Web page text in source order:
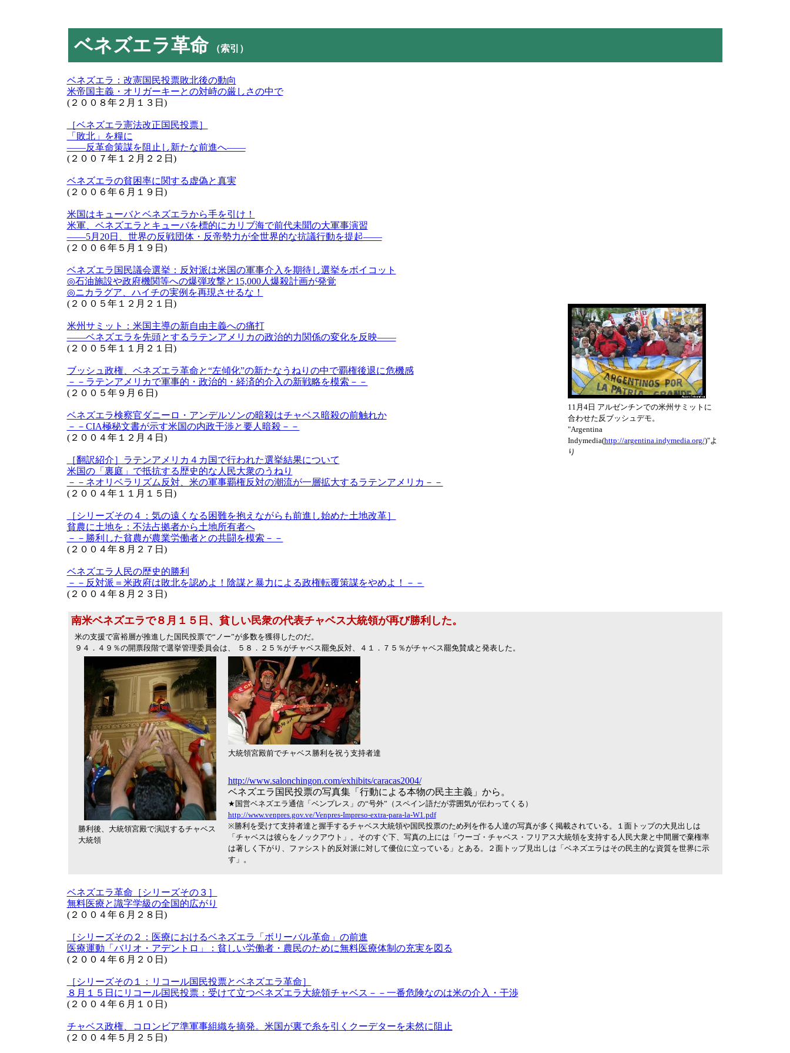
ベネズエラ革命 （索引）
ベネズエラ：改憲国民投票敗北後の動向
米帝国主義・オリガーキーとの対峙の厳しさの中で
(２００８年２月１３日)
［ベネズエラ憲法改正国民投票］
「敗北」を糧に
――反革命策謀を阻止し新たな前進へ――
(２００７年１２月２２日)
ベネズエラの貧困率に関する虚偽と真実
(２００６年６月１９日)
米国はキューバとベネズエラから手を引け！
米軍、ベネズエラとキューバを標的にカリブ海で前代未聞の大軍事演習
――5月20日、世界の反戦団体・反帝勢力が全世界的な抗議行動を提起――
(２００６年５月１９日)
ベネズエラ国民議会選挙：反対派は米国の軍事介入を期待し選挙をボイコット
◎石油施設や政府機関等への爆弾攻撃と15,000人爆殺計画が発覚
◎ニカラグア、ハイチの実例を再現させるな！
11月4日 アルゼンチンでの米州サミットに
合わせた反ブッシュデモ。
"Argentina
Indymedia(http://argentina.indymedia.org/)"よ
り
(２００５年１２月２１日)
米州サミット：米国主導の新自由主義への痛打
――ベネズエラを先頭とするラテンアメリカの政治的力関係の変化を反映――
(２００５年１１月２１日)
ブッシュ政権、ベネズエラ革命と“左傾化”の新たなうねりの中で覇権後退に危機感
－－ラテンアメリカで軍事的・政治的・経済的介入の新戦略を模索－－
(２００５年９月６日)
ベネズエラ検察官ダニーロ・アンデルソンの暗殺はチャベス暗殺の前触れか
－－CIA極秘文書が示す米国の内政干渉と要人暗殺－－
(２００４年１２月４日)
［翻訳紹介］ラテンアメリカ４カ国で行われた選挙結果について
米国の「裏庭」で抵抗する歴史的な人民大衆のうねり
－－ネオリベラリズム反対、米の軍事覇権反対の潮流が一層拡大するラテンアメリカ－－
(２００４年１１月１５日)
［シリーズその４：気の遠くなる困難を抱えながらも前進し始めた土地改革］
貧農に土地を：不法占拠者から土地所有者へ
－－勝利した貧農が農業労働者との共闘を模索－－
(２００４年８月２７日)
ベネズエラ人民の歴史的勝利
－－反対派＝米政府は敗北を認めよ！陰謀と暴力による政権転覆策謀をやめよ！－－
(２００４年８月２３日)
南米ベネズエラで８月１５日、貧しい民衆の代表チャベス大統領が再び勝利した。
米の支援で富裕層が推進した国民投票で“ノー”が多数を獲得したのだ。
９４．４９％の開票段階で選挙管理委員会は、
５８．２５％がチャベス罷免反対、４１．７５％がチャベス罷免賛成と発表した。
勝利後、大統領宮殿で演説するチャベス
大統領
大統領宮殿前でチャベス勝利を祝う支持者達
http://www.salonchingon.com/exhibits/caracas2004/
ベネズエラ国民投票の写真集「行動による本物の民主主義」から。
★国営ベネズエラ通信「ベンプレス」の“号外”（スペイン語だが雰囲気が伝わってくる）
http://www.venpres.gov.ve/Venpres-Impreso-extra-para-la-W1.pdf
※勝利を受けて支持者達と握手するチャベス大統領や国民投票のため列を作る人達の写真が多く掲載されている。１面トップの大見出しは
「チャベスは彼らをノックアウト」。そのすぐ下、写真の上には「ウーゴ・チャベス・フリアス大統領を支持する人民大衆と中間層で棄権率
は著しく下がり、ファシスト的反対派に対して優位に立っている」とある。２面トップ見出しは「ベネズエラはその民主的な資質を世界に示
す」。
ベネズエラ革命［シリーズその３］
無料医療と識字学級の全国的広がり
(２００４年６月２８日)
［シリーズその２：医療におけるベネズエラ「ボリーバル革命」の前進
医療運動「バリオ・アデントロ」：貧しい労働者・農民のために無料医療体制の充実を図る
(２００４年６月２０日)
［シリーズその１：リコール国民投票とベネズエラ革命］
８月１５日にリコール国民投票：受けて立つベネズエラ大統領チャベス－－一番危険なのは米の介入・干渉
(２００４年６月１０日)
チャベス政権、コロンビア準軍事組織を摘発。米国が裏で糸を引くクーデターを未然に阻止
(２００４年５月２５日)